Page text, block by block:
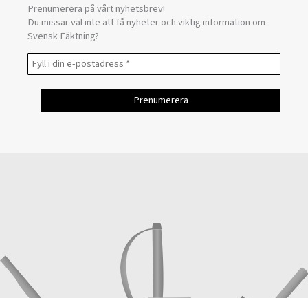
Prenumerera på vårt nyhetsbrev!
Du missar väl inte att få nyheter och viktig information om
Svensk Fäktning?